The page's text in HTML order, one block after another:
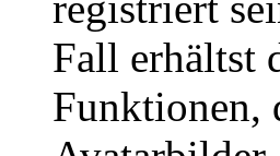
Fall erhältst
Funktionen,